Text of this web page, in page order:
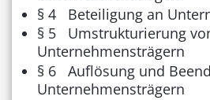
§ 4 Beteiligung an
§ 5 Umstrukturierung
Unternehmensträgern
§ 6 Auflösung und
Unternehmensträgern